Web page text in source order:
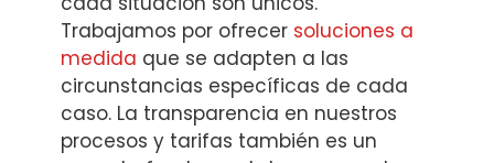
Trabajamos por ofrecer soluciones a
medida que se adapten a las
circunstancias específicas de cada
caso. La transparencia en nuestros
procesos y tarifas también es un